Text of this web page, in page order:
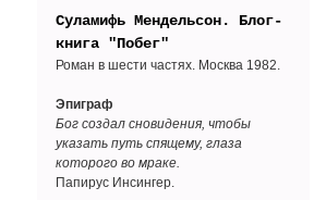
Суламифь Мендельсон. Блог-
книга "Побег"
Роман в шести частях. Москва 1982.
Эпиграф
Бог создал сновидения, чтобы
указать путь спящему, глаза
которого во мраке.
Папирус Инсингер.